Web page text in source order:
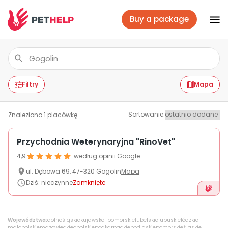
Veterinary packages
Insurance
For companies
Vet branches
Log In
Buy a package
Filtry Mapa
Znaleziono1 placówkę Sortowanie:
Przychodnia Weterynaryjna "RinoVet"
4,9
według opinii Google
ul. Dębowa 69,47-320 GogolinMapa
Dziś: nieczynneZamknięte
Województwa:dolnośląskiekujawsko-pomorskielubelskielubuskiełódzkie